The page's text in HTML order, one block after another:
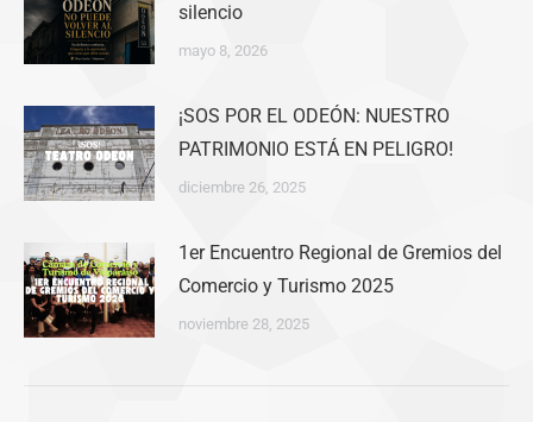
silencio
mayo 8, 2026
¡SOS POR EL ODEÓN: NUESTRO
PATRIMONIO ESTÁ EN PELIGRO!
diciembre 26, 2025
1er Encuentro Regional de Gremios del
Comercio y Turismo 2025
noviembre 28, 2025